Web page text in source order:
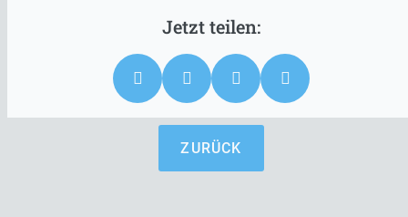
ZURÜCK